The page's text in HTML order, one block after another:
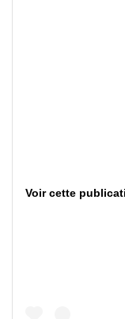
Voir cette